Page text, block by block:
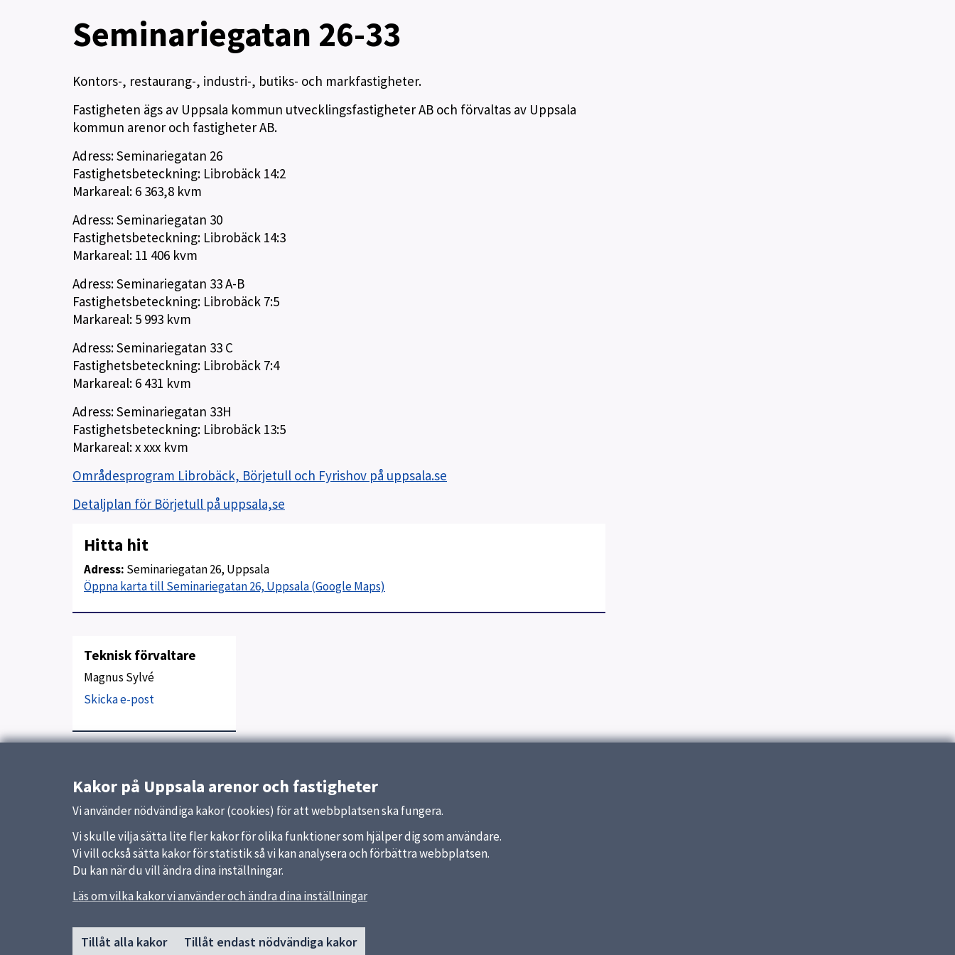
r
Seminariegatan 26-33
Kontors-, restaurang-, industri-, butiks- och markfastigheter.
Fastigheten ägs av Uppsala kommun utvecklingsfastigheter AB och förvaltas av Uppsala
kommun arenor och fastigheter AB.
Adress: Seminariegatan 26
Fastighetsbeteckning: Librobäck 14:2
Markareal: 6 363,8 kvm
Adress: Seminariegatan 30
Fastighetsbeteckning: Librobäck 14:3
Markareal: 11 406 kvm
Adress: Seminariegatan 33 A-B
Fastighetsbeteckning: Librobäck 7:5
Markareal: 5 993 kvm
Adress: Seminariegatan 33 C
Fastighetsbeteckning: Librobäck 7:4
Markareal: 6 431 kvm
Adress: Seminariegatan 33H
Fastighetsbeteckning: Librobäck 13:5
Markareal: x xxx kvm
Områdesprogram Librobäck, Börjetull och Fyrishov på uppsala.se
Detaljplan för Börjetull på uppsala,se
Hitta hit
Adress: Seminariegatan 26, Uppsala
Öppna karta till Seminariegatan 26, Uppsala (Google Maps)
Teknisk förvaltare
Magnus Sylvé
Skicka e-post
Kakor på Uppsala arenor och fastigheter
Vi använder nödvändiga kakor (cookies) för att webbplatsen ska fungera.
Vi skulle vilja sätta lite fler kakor för olika funktioner som hjälper dig som användare.
Vi vill också sätta kakor för statistik så vi kan analysera och förbättra webbplatsen.
Du kan när du vill ändra dina inställningar.
Läs om vilka kakor vi använder och ändra dina inställningar
Tillåt alla kakor Tillåt endast nödvändiga kakor
SidfotUppsala kommun arenor och
fastigheter AB
018-727 50 00
Länkar
Kontakt
Felanmälan